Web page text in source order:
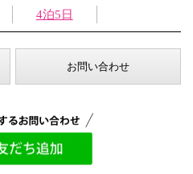
4泊5日
お問い合わせ